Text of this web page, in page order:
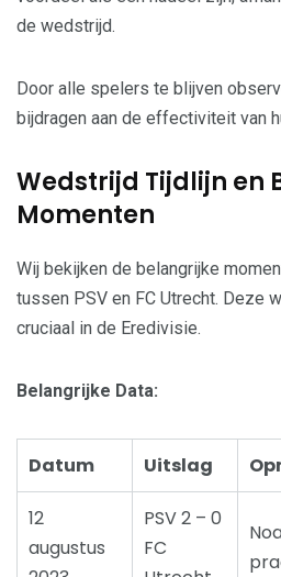
de wedstrijd.
Door alle spelers te blijven
bijdragen aan de effectiviteit van
Wedstrijd Tijdlijn en
Momenten
Wij bekijken de belangrijke
tussen PSV en FC Utrecht. Deze
cruciaal in de Eredivisie.
Belangrijke Data:
Datum Uitslag
12
augustus
PSV 2 – 0
FC